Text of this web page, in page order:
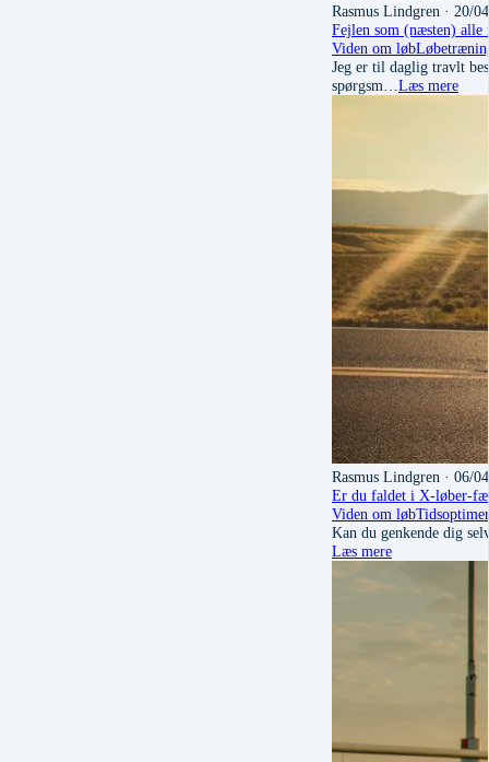
Rasmus Lindgren · 20/
Fejlen som (næsten) alle
Viden om løb
Jeg er til daglig travlt
spørgsm… Læs mere
Rasmus Lindgren · 06/
Er du faldet i X-løber-
Viden om løb
Kan du genkende dig
Læs mere